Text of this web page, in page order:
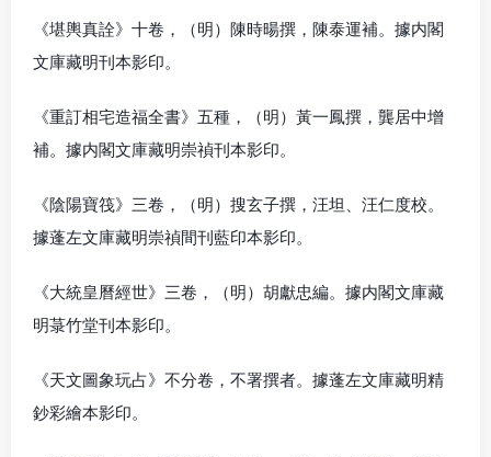
《堪輿真詮》十卷，（明）陳時暘撰，陳泰運補。據内閣
文庫藏明刊本影印。
《重訂相宅造福全書》五種，（明）黃一鳳撰，龔居中增
補。據内閣文庫藏明崇禎刊本影印。
《陰陽寶筏》三卷，（明）搜玄子撰，汪坦、汪仁度校。
據蓬左文庫藏明崇禎間刊藍印本影印。
《大統皇曆經世》三卷，（明）胡獻忠編。據内閣文庫藏
明菉竹堂刊本影印。
《天文圖象玩占》不分卷，不署撰者。據蓬左文庫藏明精
鈔彩繪本影印。